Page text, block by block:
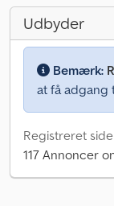
Udbyder
Bemærk:
at få adgang
Registreret
117 Annoncer